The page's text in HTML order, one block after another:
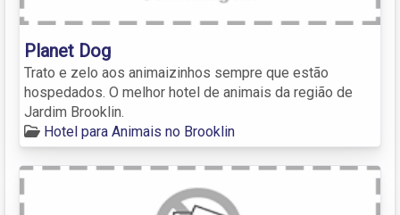
Planet Dog
Trato e zelo aos animaizinhos sempre que estão
hospedados. O melhor hotel de animais da região de
Jardim Brooklin.
Hotel para Animais no Brooklin